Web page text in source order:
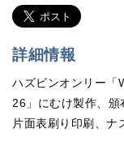
詳細情報
ハズビンオンリー「
26」にむけ製作、頒
片面表刷り印刷、ナ